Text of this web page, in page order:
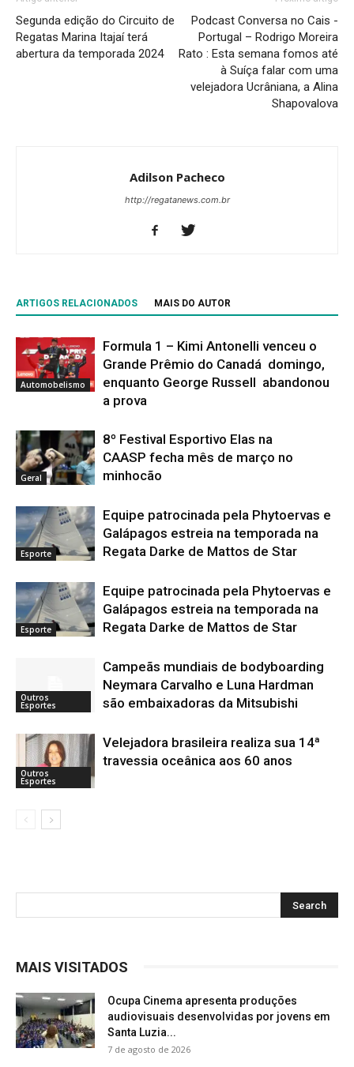
Segunda edição do Circuito de
Regatas Marina Itajaí terá
abertura da temporada 2024
Podcast Conversa no Cais -
Portugal – Rodrigo Moreira
Rato : Esta semana fomos até
à Suíça falar com uma
velejadora Ucrâniana, a Alina
Shapovalova
Adilson Pacheco
http://regatanews.com.br
ARTIGOS RELACIONADOS MAIS DO AUTOR
Automobelismo
Formula 1 – Kimi Antonelli venceu o
Grande Prêmio do Canadá domingo,
enquanto George Russell abandonou
a prova
Geral
8º Festival Esportivo Elas na
CAASP fecha mês de março no
minhocão
Esporte
Equipe patrocinada pela Phytoervas e
Galápagos estreia na temporada na
Regata Darke de Mattos de Star
Esporte
Equipe patrocinada pela Phytoervas e
Galápagos estreia na temporada na
Regata Darke de Mattos de Star
Outros
Esportes
Campeãs mundiais de bodyboarding
Neymara Carvalho e Luna Hardman
são embaixadoras da Mitsubishi
Outros
Esportes
Velejadora brasileira realiza sua 14ª
travessia oceânica aos 60 anos
MAIS VISITADOS
Ocupa Cinema apresenta produções
audiovisuais desenvolvidas por jovens em
Santa Luzia...
7 de agosto de 2026